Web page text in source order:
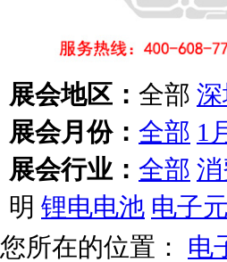
展会地区： 全部 深
展会月份： 全部 1
展会行业： 全部
明 锂电电池 电子
您所在的位置： 电